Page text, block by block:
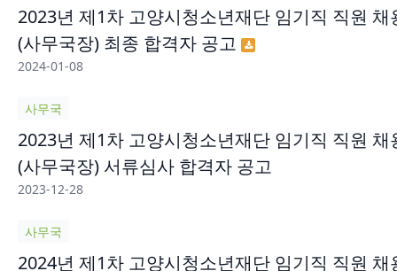
2023년 제1차 고양시청소년재단 임기직 직원 채
(사무국장) 최종 합격자 공고
2024-01-08
사무국
2023년 제1차 고양시청소년재단 임기직 직원 채
(사무국장) 서류심사 합격자 공고
2023-12-28
사무국
2024년 제1차 고양시청소년재단 임기직 직원 채